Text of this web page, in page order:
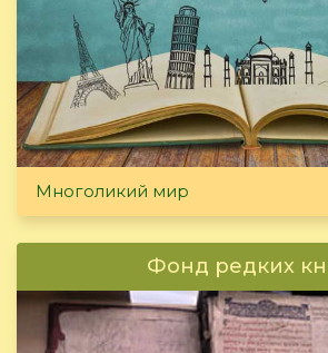
Многоликий мир
Фонд редких